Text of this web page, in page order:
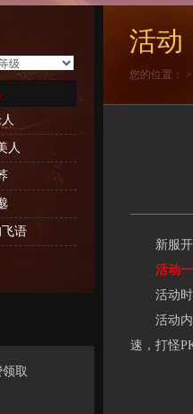
人
语
取
活动
您的位置： >
新服开启
活动一
活动时
活动内容
速，打怪